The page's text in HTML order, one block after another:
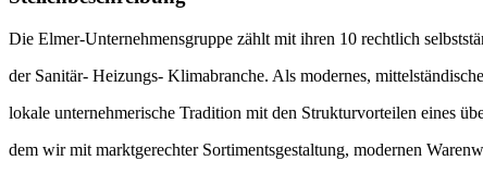
Die Elmer-Unternehmensgruppe zählt mit ihren 10 rechtlich
der Sanitär- Heizungs- Klimabranche. Als modernes,
lokale unternehmerische Tradition mit den Strukturvorteilen eines
dem wir mit marktgerechter Sortimentsgestaltung, modernen